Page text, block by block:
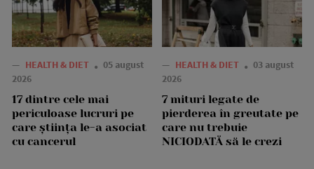
— HEALTH & DIET
05 august
2026
17 dintre cele mai
periculoase lucruri pe
care știința le-a asociat
cu cancerul
— HEALTH & DIET
03 august
2026
7 mituri legate de
pierderea în greutate pe
care nu trebuie
NICIODATĂ să le crezi